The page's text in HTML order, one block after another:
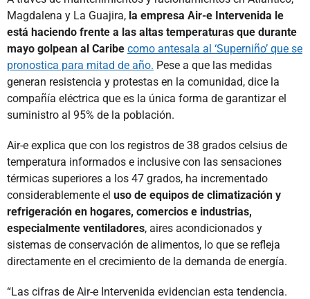
Magdalena y La Guajira, la empresa Air-e Intervenida le
está haciendo frente a las altas temperaturas que durante
mayo golpean al Caribe como antesala al ‘Superniño’ que se
pronostica para mitad de año. Pese a que las medidas
generan resistencia y protestas en la comunidad, dice la
compañía eléctrica que es la única forma de garantizar el
suministro al 95% de la población.
Air-e explica que con los registros de 38 grados celsius de
temperatura informados e inclusive con las sensaciones
térmicas superiores a los 47 grados, ha incrementado
considerablemente el uso de equipos de climatización y
refrigeración en hogares, comercios e industrias,
especialmente ventiladores, aires acondicionados y
sistemas de conservación de alimentos, lo que se refleja
directamente en el crecimiento de la demanda de energía.
“Las cifras de Air-e Intervenida evidencian esta tendencia.